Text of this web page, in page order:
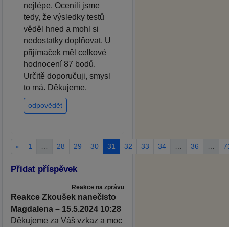
nejlépe. Ocenili jsme
tedy, že výsledky testů
věděl hned a mohl si
nedostatky doplňovat. U
přijímaček měl celkové
hodnocení 87 bodů.
Určitě doporučuji, smysl
to má. Děkujeme.
odpovědět
« 1 28 29 30 31 32 33 34 36
Přidat příspěvek
Reakce na zprávu
Reakce Zkoušek nanečisto
Magdalena – 15.5.2024 10:28
Děkujeme za Váš vzkaz a moc